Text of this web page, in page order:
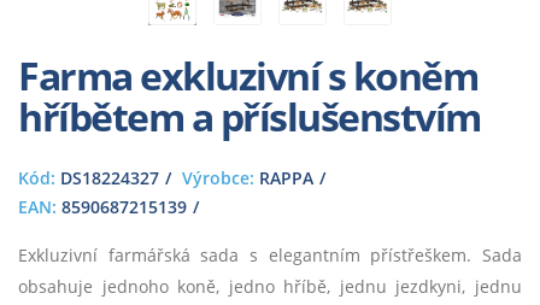
Farma exkluzivní s koněm
hříbětem a příslušenstvím
Kód: DS18224327 Výrobce: RAPPA
EAN: 8590687215139
Exkluzivní farmářská sada s elegantním přístřeškem. Sada
obsahuje jednoho koně, jedno hříbě, jednu jezdkyni, jednu